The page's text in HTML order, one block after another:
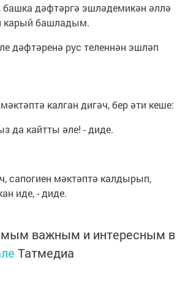
башка дәфтәргә эшләдемикән әллә
карый башладым.
дәфтәренә рус теленнән эшләп
калган дигәч, бер әти кеше:
да кайтты әле! - диде.
сапогиен мәктәптә калдырып,
иде, - диде.
важным и интересным в
Татмедиа